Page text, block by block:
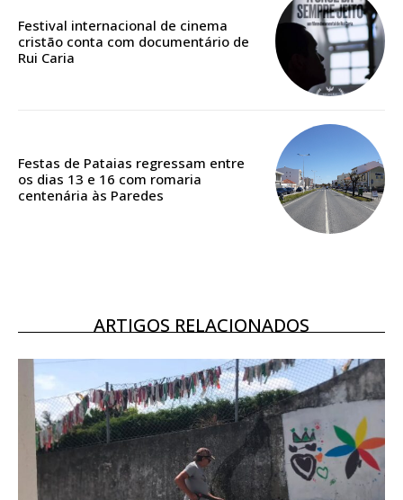
Acesso ao conteúdo online
Acesso aos conteúdos Exclusivos para
Escolha o plano
16€
12 meses
Acesso ao conteúdo online
Acesso aos conteúdos Exclusivos para
assinantes
Festival internacional de cinema
cristão conta com documentário de
Rui Caria
Festas de Pataias regressam entre
os dias 13 e 16 com romaria
centenária às Paredes
ARTIGOS RELACIONADOS